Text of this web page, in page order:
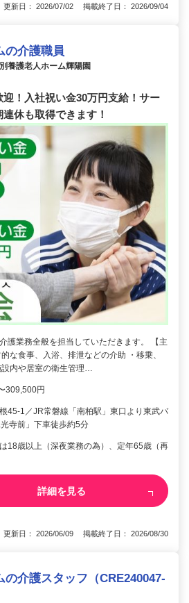
更新日： 2026/07/02 掲載終了日： 2026/09/04
の介護職員
養護老人ホーム輝陽園
！入社祝い金30万円支給！サー
休も取得できます！
護業務全般を担当していただきます。 【主
な食事、入浴、排泄などの介助 ・移乗、
内や居室の衛生管理…
309,500円
45-1／JR常磐線「南柏駅」東口より東武バ
寺前」下車徒歩約5分
18歳以上（深夜業務の為）、定年65歳（再
詳細を見る
更新日： 2026/06/09 掲載終了日： 2026/08/30
介護スタッフ（CRE240047-